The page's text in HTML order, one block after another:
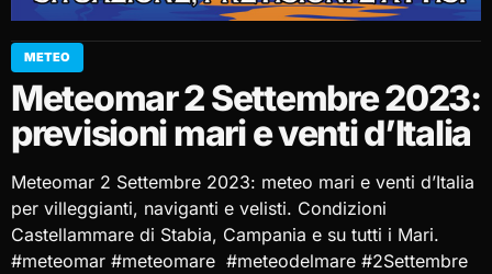
METEO
Meteomar 2 Settembre 2023:
previsioni mari e venti d’Italia
Meteomar 2 Settembre 2023: meteo mari e venti d’Italia
per villeggianti, naviganti e velisti. Condizioni
Castellammare di Stabia, Campania e su tutti i Mari.
#meteomar #meteomare #meteodelmare #2Settembre